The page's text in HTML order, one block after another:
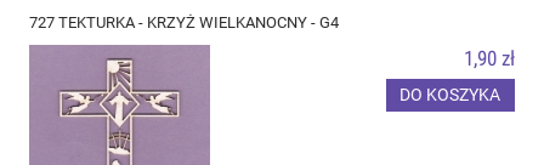
727 TEKTURKA - KRZYŻ WIELKANOCNY - G4
1,90 zł
DO KOSZYKA